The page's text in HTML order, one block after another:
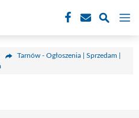
Tarnów - Ogłoszenia | Sprzedam |